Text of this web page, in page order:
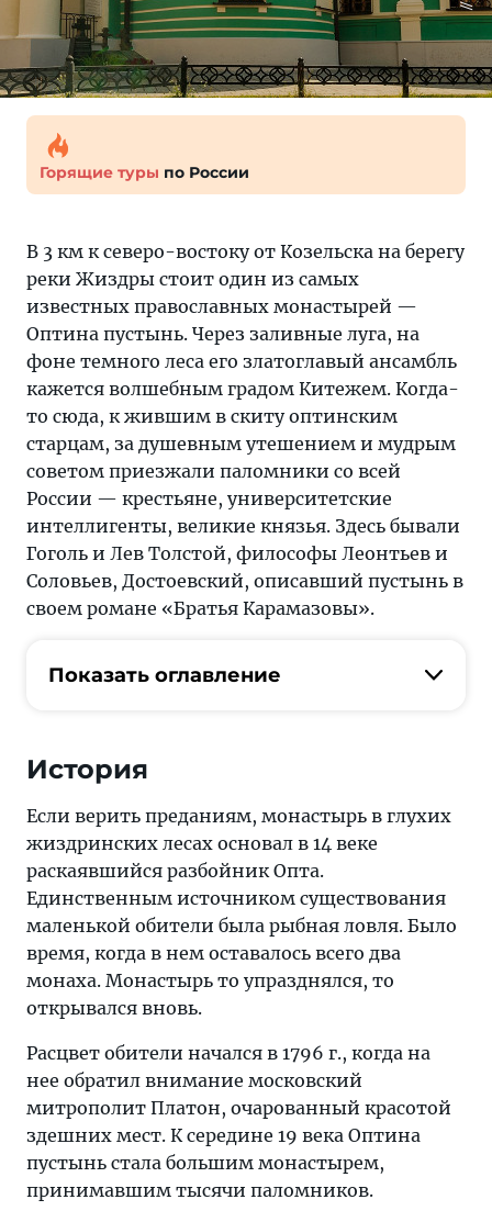
Горящие туры по России
В 3 км к северо-востоку от Козельска на берегу
реки Жиздры стоит один из самых
известных православных монастырей —
Оптина пустынь. Через заливные луга, на
фоне темного леса его златоглавый ансамбль
кажется волшебным градом Китежем. Когда-
то сюда, к жившим в скиту оптинским
старцам, за душевным утешением и мудрым
советом приезжали паломники со всей
России — крестьяне, университетские
интеллигенты, великие князья. Здесь бывали
Гоголь и Лев Толстой, философы Леонтьев и
Соловьев, Достоевский, описавший пустынь в
своем романе «Братья Карамазовы».
Показать оглавление
История
Если верить преданиям, монастырь в глухих
жиздринских лесах основал в 14 веке
раскаявшийся разбойник Опта.
Единственным источником существования
маленькой обители была рыбная ловля. Было
время, когда в нем оставалось всего два
монаха. Монастырь то упразднялся, то
открывался вновь.
Расцвет обители начался в 1796 г., когда на
нее обратил внимание московский
митрополит Платон, очарованный красотой
здешних мест. К середине 19 века Оптина
пустынь стала большим монастырем,
принимавшим тысячи паломников.